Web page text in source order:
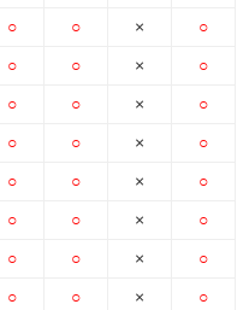
○
○
○
○
○
○
○
○
○
○
○
○
○
○
○
○
×
×
×
×
×
×
×
×
○
○
○
○
○
○
○
○